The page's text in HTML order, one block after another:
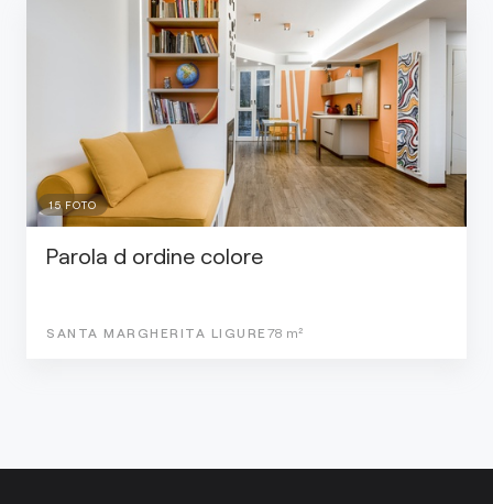
15FOTO
Parola d ordine colore
SANTA MARGHERITA LIGURE 78 m²